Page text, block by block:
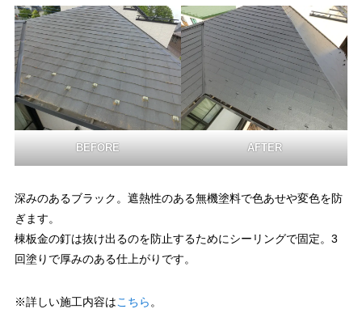
BEFORE AFTER
深みのあるブラック。遮熱性のある無機塗料で色あせや変色を防
ぎます。
棟板金の釘は抜け出るのを防止するためにシーリングで固定。3
回塗りで厚みのある仕上がりです。
※詳しい施工内容はこちら。